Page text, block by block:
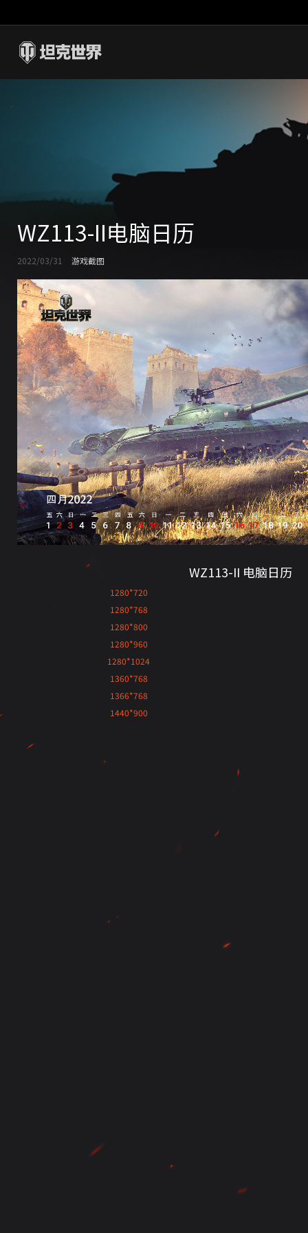
WZ113-II电脑日历
2022/03/31 游戏截图
WZ113-II 电脑日历
1280*720
1280*768
1280*800
1280*960
1280*1024
1360*768
1366*768
1440*900